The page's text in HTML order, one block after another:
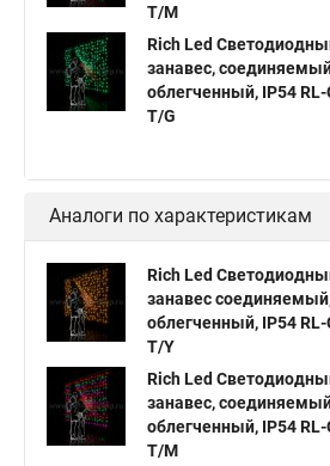
Купите светодиодный занавес
Светодиодные занавесы и гирлянды
Светодиодная занавес купить
Светодиодный дождь занавес купить
Купить гирлянду светодиодный занавес
Гирлянды светодиодные занавес
Купить светодиодную занавес
Светодиодные гирлянды занавес дождь
Светодиодный занавес дождь купить
Занавес светодиодный
T/M
Rich Led
занавес,
облегченный, IP54
T/G
Аналоги по характеристикам
Rich Led
занавес
облегченный, IP54
T/Y
Rich Led
занавес,
облегченный, IP54
T/M